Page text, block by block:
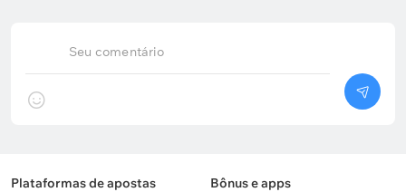
Seu comentário
Plataformas de apostas
Bônus e apps